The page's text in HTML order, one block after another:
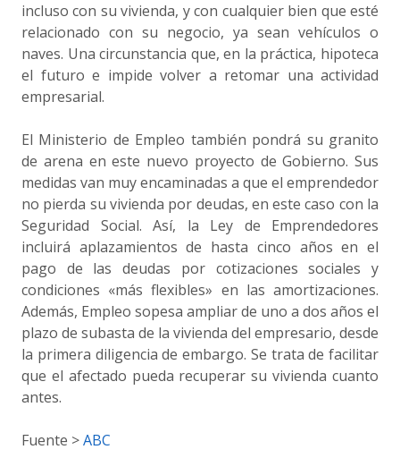
incluso con su vivienda, y con cualquier bien que esté
relacionado con su negocio, ya sean vehículos o
naves. Una circunstancia que, en la práctica, hipoteca
el futuro e impide volver a retomar una actividad
empresarial.
El Ministerio de Empleo también pondrá su granito
de arena en este nuevo proyecto de Gobierno. Sus
medidas van muy encaminadas a que el emprendedor
no pierda su vivienda por deudas, en este caso con la
Seguridad Social. Así, la Ley de Emprendedores
incluirá aplazamientos de hasta cinco años en el
pago de las deudas por cotizaciones sociales y
condiciones «más flexibles» en las amortizaciones.
Además, Empleo sopesa ampliar de uno a dos años el
plazo de subasta de la vivienda del empresario, desde
la primera diligencia de embargo. Se trata de facilitar
que el afectado pueda recuperar su vivienda cuanto
antes.
Fuente >ABC